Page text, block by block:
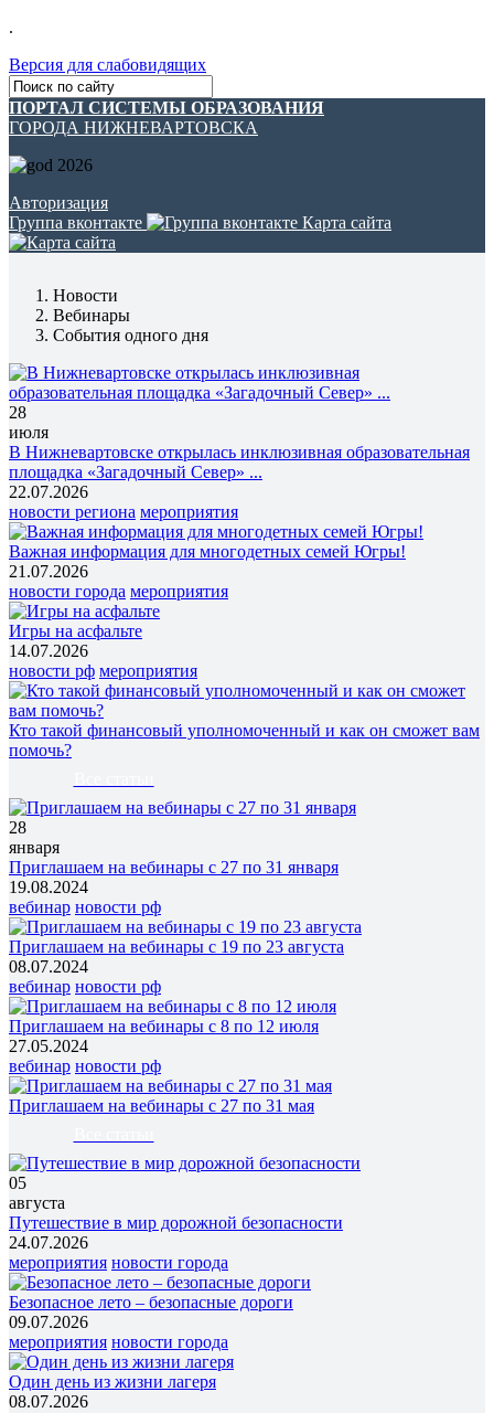
.
Версия для слабовидящих
ПОРТАЛ СИСТЕМЫ ОБРАЗОВАНИЯ
ГОРОДА НИЖНЕВАРТОВСКА
Авторизация
Группа вконтакте
Карта сайта
Новости
Вебинары
События одного дня
28
июля
В Нижневартовске открылась инклюзивная образовательная
площадка «Загадочный Север» ...
22.07.2026
новости региона мероприятия
Важная информация для многодетных семей Югры!
21.07.2026
новости города мероприятия
Игры на асфальте
14.07.2026
новости рф мероприятия
Кто такой финансовый уполномоченный и как он сможет вам
помочь?
28
января
Приглашаем на вебинары с 27 по 31 января
19.08.2024
вебинар новости рф
Приглашаем на вебинары с 19 по 23 августа
08.07.2024
вебинар новости рф
Приглашаем на вебинары с 8 по 12 июля
27.05.2024
вебинар новости рф
Приглашаем на вебинары с 27 по 31 мая
05
августа
Путешествие в мир дорожной безопасности
24.07.2026
мероприятия новости города
Безопасное лето – безопасные дороги
09.07.2026
мероприятия новости города
Один день из жизни лагеря
08.07.2026